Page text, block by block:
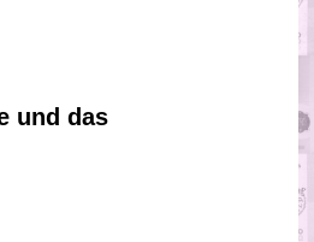
und das